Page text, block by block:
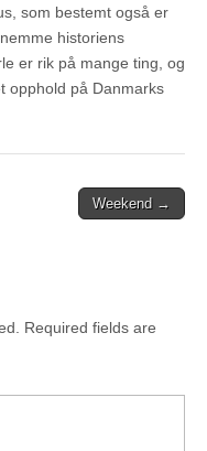
som bestemt også er
historiens
er rik på mange ting, og
opphold på Danmarks
Weekend →
Required fields are